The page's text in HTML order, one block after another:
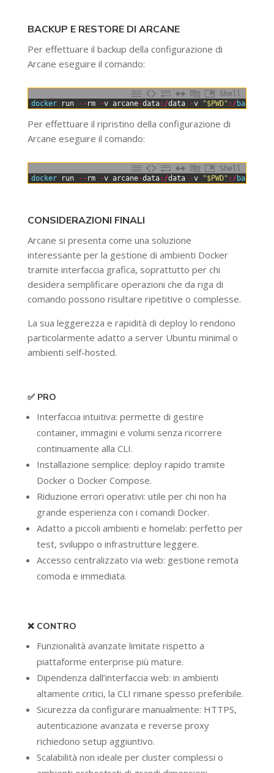
BACKUP E RESTORE DI ARCANE
Per effettuare il backup della configurazione di
Arcane eseguire il comando:
Shell
docker run -- rm -v arcane-data: /data -v "$PWD" : / backup
Per effettuare il ripristino della configurazione di
Arcane eseguire il comando:
Shell
docker run -- rm -v arcane-data: /data -v "$PWD" : / backup
CONSIDERAZIONI FINALI
Arcane si presenta come una soluzione
interessante per la gestione di ambienti Docker
tramite interfaccia grafica, soprattutto per chi
desidera semplificare operazioni che da riga di
comando possono risultare ripetitive o complesse.
La sua leggerezza e rapidità di deploy lo rendono
particolarmente adatto a server Ubuntu minimal o
ambienti self-hosted.
✅ PRO
Interfaccia intuitiva: permette di gestire
container, immagini e volumi senza ricorrere
continuamente alla CLI.
Installazione semplice: deploy rapido tramite
Docker o Docker Compose.
Riduzione errori operativi: utile per chi non ha
grande esperienza con i comandi Docker.
Adatto a piccoli ambienti e homelab: perfetto per
test, sviluppo o infrastrutture leggere.
Accesso centralizzato via web: gestione remota
comoda e immediata.
❌ CONTRO
Funzionalità avanzate limitate rispetto a
piattaforme enterprise più mature.
Dipendenza dall’interfaccia web: in ambienti
altamente critici, la CLI rimane spesso preferibile.
Sicurezza da configurare manualmente: HTTPS,
autenticazione avanzata e reverse proxy
richiedono setup aggiuntivo.
Scalabilità non ideale per cluster complessi o